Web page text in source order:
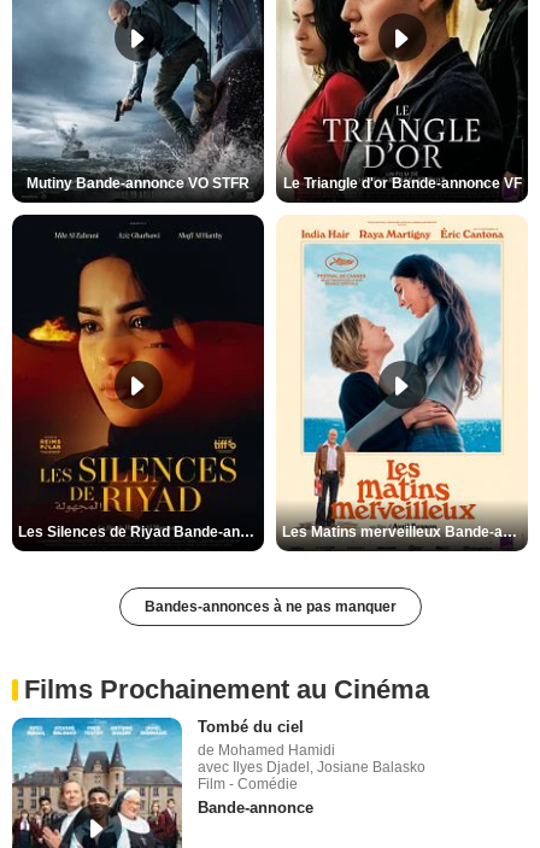
Mutiny Bande-annonce VO STFR Le Triangle d'or Bande-annonce VF
Les Silences de Riyad Bande-annonce VO STFR Les Matins merveilleux Bande-annonce VF
Bandes-annonces à ne pas manquer
Films Prochainement au Cinéma
Tombé du ciel
de Mohamed Hamidi
avec Ilyes Djadel, Josiane Balasko
Film - Comédie
Bande-annonce